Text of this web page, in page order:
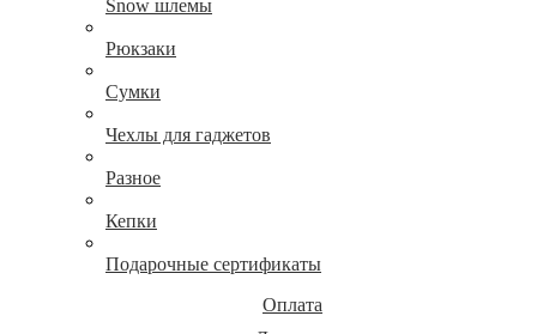
Snow шлемы
Рюкзаки
Сумки
Чехлы для гаджетов
Разное
Кепки
Подарочные сертификаты
Оплата